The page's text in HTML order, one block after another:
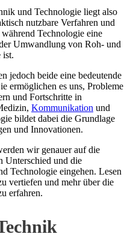
und Technologie liegt also
nutzbare Verfahren und
Technologie eine
Umwandlung von Roh- und
ist.
jedoch beide eine bedeutende
ermöglichen es uns, Probleme
und Fortschritte in
Kommunikation und
bildet dabei die Grundlage
und Innovationen.
wir genauer auf die
Unterschied und die
Technologie eingehen. Lesen
vertiefen und mehr über die
erfahren.